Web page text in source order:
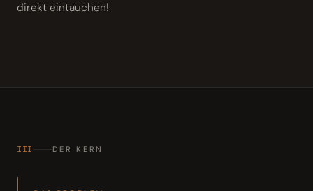
direkt eintauchen!
III DER KERN